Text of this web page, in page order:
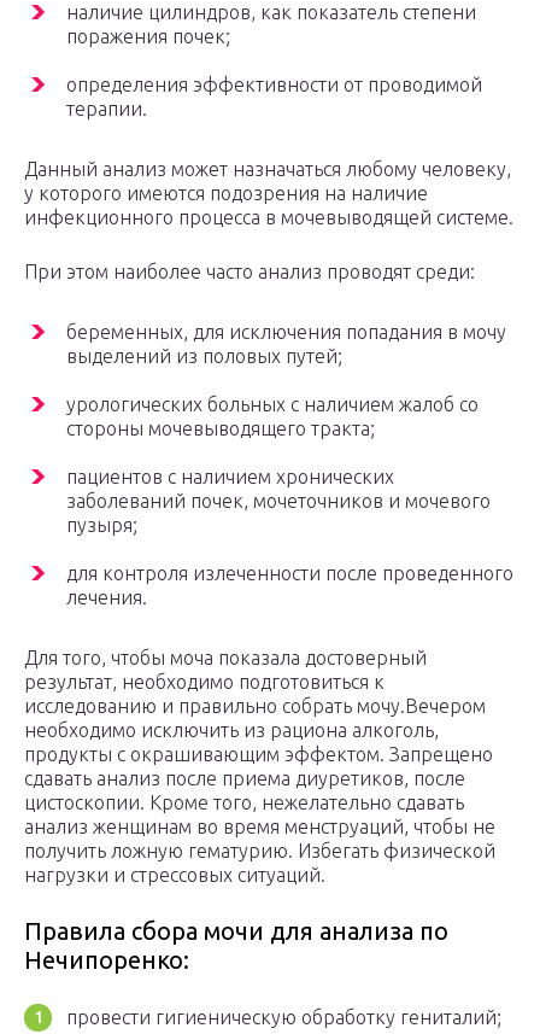
наличие цилиндров, как показатель степени
поражения почек;
определения эффективности от проводимой
терапии.
Данный анализ может назначаться любому человеку,
у которого имеются подозрения на наличие
инфекционного процесса в мочевыводящей системе.
При этом наиболее часто анализ проводят среди:
беременных, для исключения попадания в мочу
выделений из половых путей;
урологических больных с наличием жалоб со
стороны мочевыводящего тракта;
пациентов с наличием хронических
заболеваний почек, мочеточников и мочевого
пузыря;
для контроля излеченности после проведенного
лечения.
Для того, чтобы моча показала достоверный
результат, необходимо подготовиться к
исследованию и правильно собрать мочу.Вечером
необходимо исключить из рациона алкоголь,
продукты с окрашивающим эффектом. Запрещено
сдавать анализ после приема диуретиков, после
цистоскопии. Кроме того, нежелательно сдавать
анализ женщинам во время менструаций, чтобы не
получить ложную гематурию. Избегать физической
нагрузки и стрессовых ситуаций.
Правила сбора мочи для анализа по
Нечипоренко:
провести гигиеническую обработку гениталий;